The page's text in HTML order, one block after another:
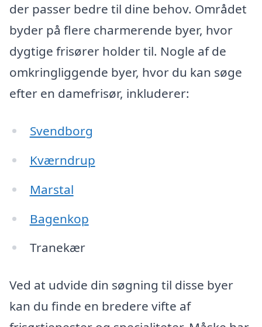
der passer bedre til dine behov. Området
byder på flere charmerende byer, hvor
dygtige frisører holder til. Nogle af de
omkringliggende byer, hvor du kan søge
efter en damefrisør, inkluderer:
Svendborg
Kværndrup
Marstal
Bagenkop
Tranekær
Ved at udvide din søgning til disse byer
kan du finde en bredere vifte af